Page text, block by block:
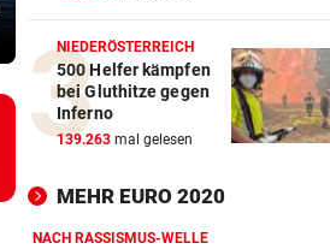
NIEDERÖSTERREICH
500 Helfer kämpfen
bei Gluthitze gegen
Inferno
139.263 mal gelesen
MEHR EURO 2020
NACH RASSISMUS-WELLE